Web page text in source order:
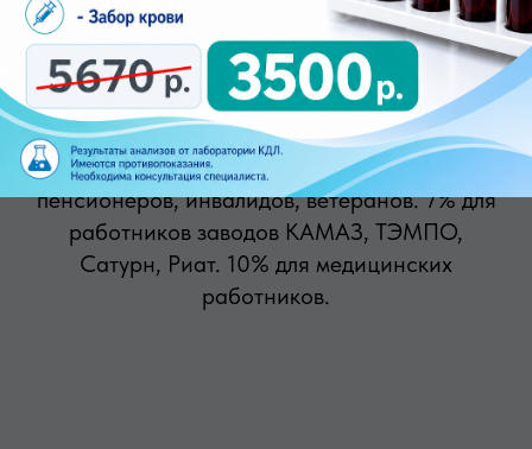
Результат выдается сразу после процедуры.
Выгода.Действуют скидки: 5% для
пенсионеров, инвалидов, ветеранов. 7% для
работников заводов КАМАЗ, ТЭМПО,
Сатурн, Риат. 10% для медицинских
работников.